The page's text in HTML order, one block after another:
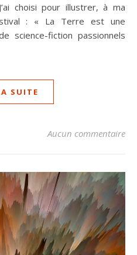
choisi pour illustrer, à ma
: « La Terre est une
science-fiction passionnels
SUITE
Aucun commentaire